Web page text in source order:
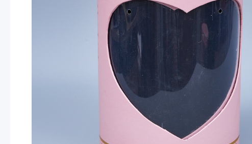
Новогодний ассортимент
Пакеты
Пленка
Сухоцветы, Перья
Упаковочные материалы
Email